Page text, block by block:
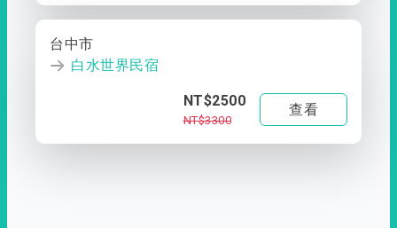
台中市
白水世界民宿
NT$2500
NT$3300
查看